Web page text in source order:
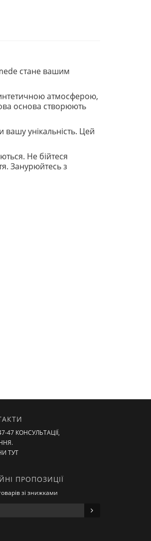
стане вашим
атмосферою,
основа створюють
вашу унікальність. Цей
Не бійтеся
Занурюйтесь з
47 КОНСУЛЬТАЦІЇ,
ТУТ
ПРОПОЗИЦІЇ
зі знижками